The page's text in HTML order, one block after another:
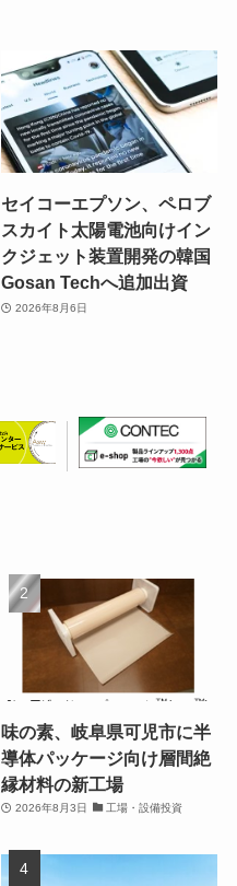
セイコーエプソン、ペロブ
スカイト太陽電池向けイン
クジェット装置開発の韓国
Gosan Techへ追加出資
2026年8月6日
味の素、岐阜県可児市に半
導体パッケージ向け層間絶
縁材料の新工場
2026年8月3日 工場・設備投資